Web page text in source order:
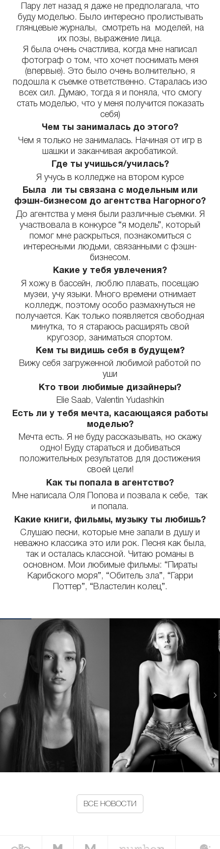
Пару лет назад я даже не предполагала, что
буду моделью. Было интересно пролистывать
глянцевые журналы, смотреть на моделей, на
их позы, выражение лица.
Я была очень счастлива, когда мне написал
фотограф о том, что хочет поснимать меня
(впервые). Это было очень волнительно, я
подошла к съемке ответственно. Старалась изо
всех сил. Думаю, тогда я и поняла, что смогу
стать моделью, что у меня получится показать
себя)
Чем ты занималась до этого?
Чем я только не занималась. Начиная от игр в
шашки и заканчивая акробатикой.
Где ты учишься/училась?
Я учусь в колледже на втором курсе
Была ли ты связана с модельным или
фэшн-бизнесом до агентства Нагорного?
До агентства у меня были различные съемки. Я
участвовала в конкурсе “я модель”, который
помог мне раскрыться, познакомиться с
интересными людьми, связанными с фэшн-
бизнесом.
Какие у тебя увлечения?
Я хожу в бассейн, люблю плавать, посещаю
музеи, учу языки. Много времени отнимает
колледж, поэтому особо размахнуться не
получается. Как только появляется свободная
минутка, то я стараюсь расширять свой
кругозор, заниматься спортом.
Кем ты видишь себя в будущем?
Вижу себя загруженной любимой работой по
уши
Кто твои любимые дизайнеры?
Elie Saab, Valentin Yudashkin
Есть ли у тебя мечта, касающаяся работы
моделью?
Мечта есть. Я не буду рассказывать, но скажу
одно! Буду стараться и добиваться
положительных результатов для достижения
своей цели!
Как ты попала в агентство?
Мне написала Оля Попова и позвала к себе, так
и попала.
Какие книги, фильмы, музыку ты любишь?
Слушаю песни, которые мне запали в душу и
неважно классика это или рок. Песня как была,
так и осталась классной. Читаю романы в
основном. Мои любимые фильмы: “Пираты
Карибского моря”, “Обитель зла”, “Гарри
Поттер”, “Властелин колец”.
ВСЕ НОВОСТИ